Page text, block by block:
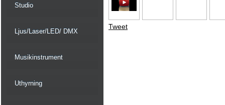
Studio
Ljus/Laser/LED/ DMX
Musikinstrument
Uthyrning
Tweet